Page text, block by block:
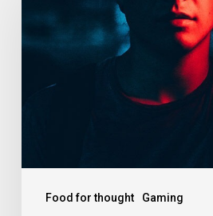
Food for thought Gaming